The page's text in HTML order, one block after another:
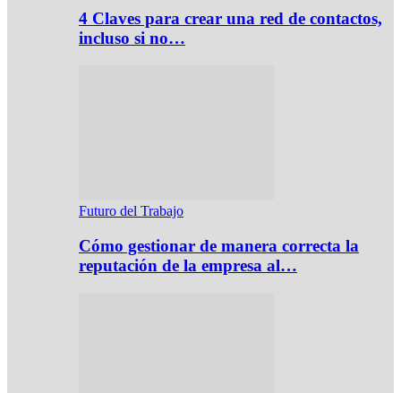
4 Claves para crear una red de contactos,
incluso si no…
Futuro del Trabajo
Cómo gestionar de manera correcta la
reputación de la empresa al…